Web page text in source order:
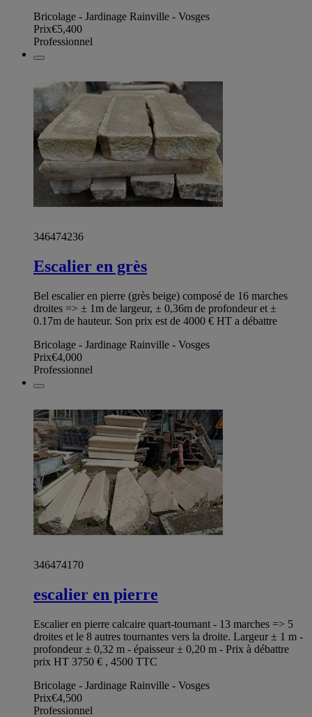
Bricolage - Jardinage Rainville - Vosges
Prix€5,400
Professionnel
346474236
Escalier en grès
Bel escalier en pierre (grès beige) composé de 16 marches
droites => ± 1m de largeur, ± 0,36m de profondeur et ±
0.17m de hauteur. Son prix est de 4000 € HT a débattre
Bricolage - Jardinage Rainville - Vosges
Prix€4,000
Professionnel
346474170
escalier en pierre
Escalier en pierre calcaire quart-tournant - 13 marches => 5
droites et le 8 autres tournantes vers la droite. Largeur ± 1 m -
profondeur ± 0,32 m - épaisseur ± 0,20 m - Prix à débattre
prix HT 3750 € , 4500 TTC
Bricolage - Jardinage Rainville - Vosges
Prix€4,500
Professionnel